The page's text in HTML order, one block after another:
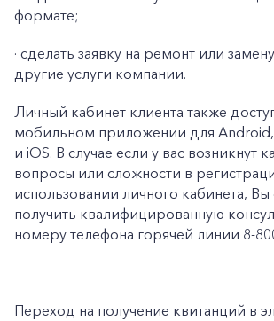
формате;
· сделать заявку на ремонт или
другие услуги компании.
Личный кабинет клиента также
мобильном приложении для Android,
и iOS. В случае если у вас возникнут
вопросы или сложности в
использовании личного кабинета,
получить квалифицированную
номеру телефона горячей линии 8-
Переход на получение квитанций в